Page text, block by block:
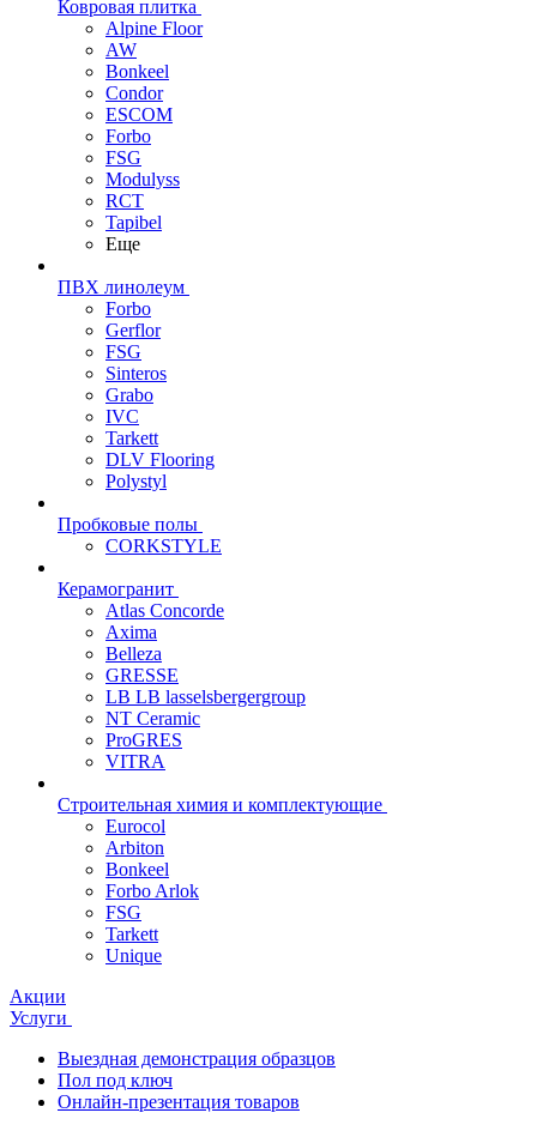
Ковровая плитка
Alpine Floor
AW
Bonkeel
Condor
ESCOM
Forbo
FSG
Modulyss
RCT
Tapibel
Еще
ПВХ линолеум
Forbo
Gerflor
FSG
Sinteros
Grabo
IVC
Tarkett
DLV Flooring
Polystyl
Пробковые полы
CORKSTYLE
Керамогранит
Atlas Concorde
Axima
Belleza
GRESSE
LB LB lasselsbergergroup
NT Ceramic
ProGRES
VITRA
Строительная химия и комплектующие
Eurocol
Arbiton
Bonkeel
Forbo Arlok
FSG
Tarkett
Unique
Акции
Услуги
Выездная демонстрация образцов
Пол под ключ
Онлайн-презентация товаров